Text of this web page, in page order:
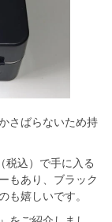
さばらないため持
税込）で手に入る
もあり、ブラック
も嬉しいです。